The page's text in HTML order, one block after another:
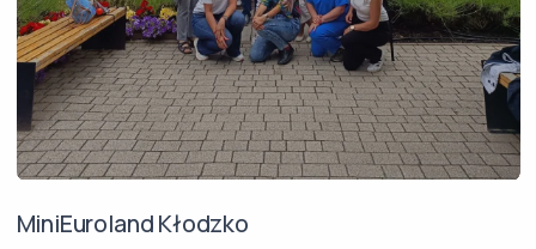
MiniEuroland Kłodzko